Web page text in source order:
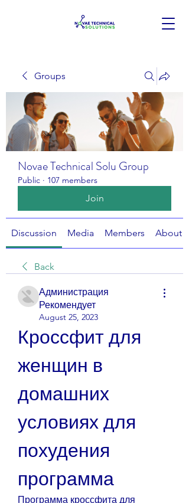
Groups
Novae Technical Solu Group
Public · 107 members
Join
Discussion Media Members About
Back
Администрация
Рекомендует
August 25, 2023
Кроссфит для
женщин в
домашних
условиях для
похудения
программа
Программа кроссфита для